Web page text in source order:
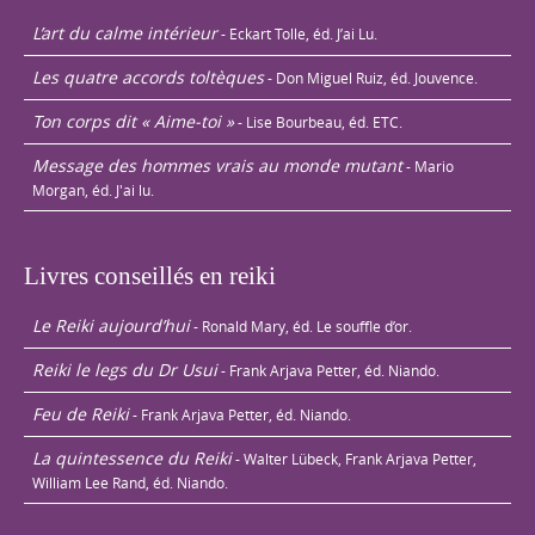
L’art du calme intérieur- Eckart Tolle, éd. J’ai Lu.
Les quatre accords toltèques- Don Miguel Ruiz, éd. Jouvence.
Ton corps dit « Aime-toi »- Lise Bourbeau, éd. ETC.
Message des hommes vrais au monde mutant- Mario
Morgan, éd. J'ai lu.
Livres conseillés en reiki
Le Reiki aujourd’hui- Ronald Mary, éd. Le souffle d’or.
Reiki le legs du Dr Usui- Frank Arjava Petter, éd. Niando.
Feu de Reiki- Frank Arjava Petter, éd. Niando.
La quintessence du Reiki- Walter Lübeck, Frank Arjava Petter,
William Lee Rand, éd. Niando.